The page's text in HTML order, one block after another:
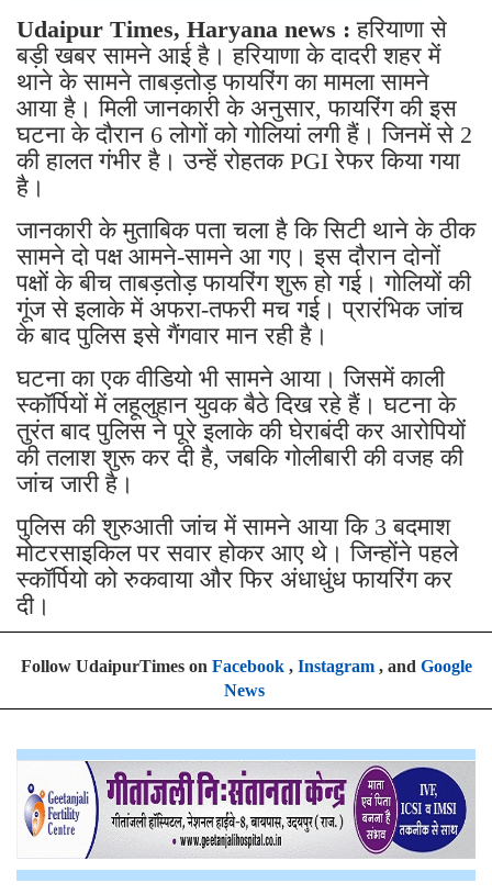
Udaipur Times, Haryana news :हरियाणा से
बड़ी खबर सामने आई है। हरियाणा के दादरी शहर में
थाने के सामने ताबड़तोड़ फायरिंग का मामला सामने
आया है। मिली जानकारी के अनुसार, फायरिंग की इस
घटना के दौरान 6 लोगों को गोलियां लगी हैं। जिनमें से 2
की हालत गंभीर है। उन्हें रोहतक PGI रेफर किया गया
है।
जानकारी के मुताबिक पता चला है कि सिटी थाने के ठीक
सामने दो पक्ष आमने-सामने आ गए। इस दौरान दोनों
पक्षों के बीच ताबड़तोड़ फायरिंग शुरू हो गई। गोलियों की
गूंज से इलाके में अफरा-तफरी मच गई। प्रारंभिक जांच
के बाद पुलिस इसे गैंगवार मान रही है।
घटना का एक वीडियो भी सामने आया। जिसमें काली
स्कॉर्पियों में लहूलुहान युवक बैठे दिख रहे हैं। घटना के
तुरंत बाद पुलिस ने पूरे इलाके की घेराबंदी कर आरोपियों
की तलाश शुरू कर दी है, जबकि गोलीबारी की वजह की
जांच जारी है।
पुलिस की शुरुआती जांच में सामने आया कि 3 बदमाश
मोटरसाइकिल पर सवार होकर आए थे। जिन्होंने पहले
स्कॉर्पियो को रुकवाया और फिर अंधाधुंध फायरिंग कर
दी।
Follow UdaipurTimes on Facebook, Instagram, and Google
News